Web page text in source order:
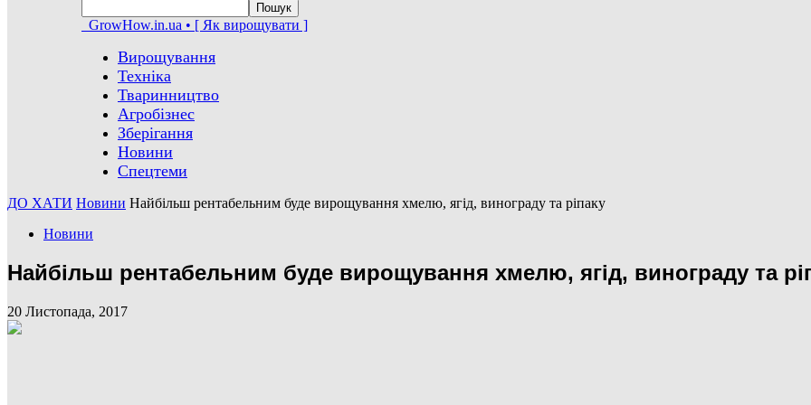
GrowHow.in.ua • [ Як вирощувати ]
Вирощування
Техніка
Тваринництво
Агробізнес
Зберігання
Новини
Спецтеми
ДО ХАТИ Новини Найбільш рентабельним буде вирощування хмелю, ягід, винограду та ріпаку
Новини
Найбільш рентабельним буде вирощування хмелю, ягід, винограду та
20 Листопада, 2017